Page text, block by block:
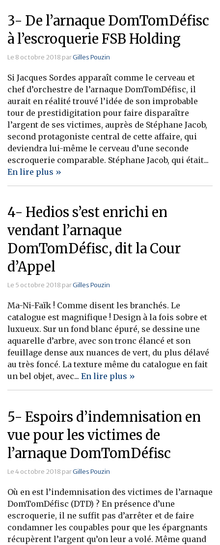
3- De l’arnaque DomTomDéfisc
à l’escroquerie FSB Holding
Le 8 octobre 2018 parGilles Pouzin
Si Jacques Sordes apparaît comme le cerveau et
chef d’orchestre de l’arnaque DomTomDéfisc, il
aurait en réalité trouvé l’idée de son improbable
tour de prestidigitation pour faire disparaître
l’argent de ses victimes, auprès de Stéphane Jacob,
second protagoniste central de cette affaire, qui
deviendra lui-même le cerveau d’une seconde
escroquerie comparable. Stéphane Jacob, qui était...
En lire plus »
4- Hedios s’est enrichi en
vendant l’arnaque
DomTomDéfisc, dit la Cour
d’Appel
Le 5 octobre 2018 parGilles Pouzin
Ma-Ni-Faïk ! Comme disent les branchés. Le
catalogue est magnifique ! Design à la fois sobre et
luxueux. Sur un fond blanc épuré, se dessine une
aquarelle d’arbre, avec son tronc élancé et son
feuillage dense aux nuances de vert, du plus délavé
au très foncé. La texture même du catalogue en fait
un bel objet, avec... En lire plus »
5- Espoirs d’indemnisation en
vue pour les victimes de
l’arnaque DomTomDéfisc
Le 4 octobre 2018 parGilles Pouzin
Où en est l’indemnisation des victimes de l’arnaque
DomTomDéfisc (DTD) ? En présence d’une
escroquerie, il ne suffit pas d’arrêter et de faire
condamner les coupables pour que les épargnants
récupèrent l’argent qu’on leur a volé. Même quand